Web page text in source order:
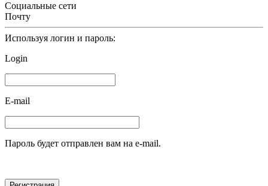
Социальные сети
Почту
Используя логин и пароль:
Login
E-mail
Пароль будет отправлен вам на e-mail.